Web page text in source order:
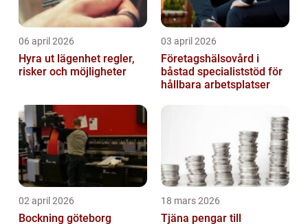
06 april 2026
Hyra ut lägenhet regler,
risker och möjligheter
03 april 2026
Företagshälsovård i
båstad specialiststöd för
hållbara arbetsplatser
02 april 2026
Bockning göteborg
18 mars 2026
Tjäna pengar till